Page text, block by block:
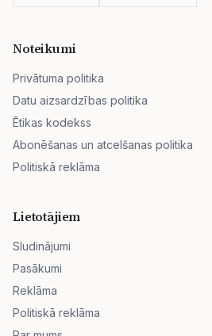
Noteikumi
Privātuma politika
Datu aizsardzības politika
Ētikas kodekss
Abonēšanas un atcelšanas politika
Politiskā reklāma
Lietotājiem
Sludinājumi
Pasākumi
Reklāma
Politiskā reklāma